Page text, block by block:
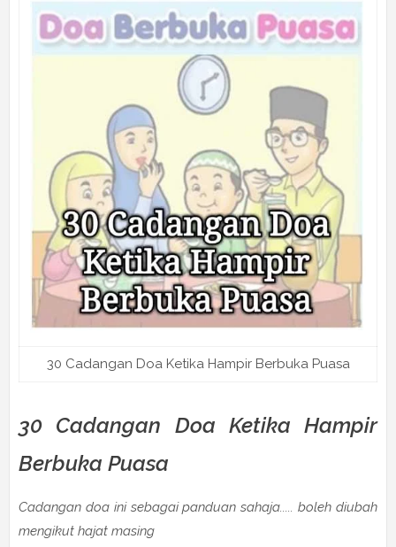
30 Cadangan Doa Ketika Hampir Berbuka Puasa
30 Cadangan Doa Ketika Hampir
Berbuka Puasa
Cadangan doa ini sebagai panduan sahaja..... boleh diubah
mengikut hajat masing